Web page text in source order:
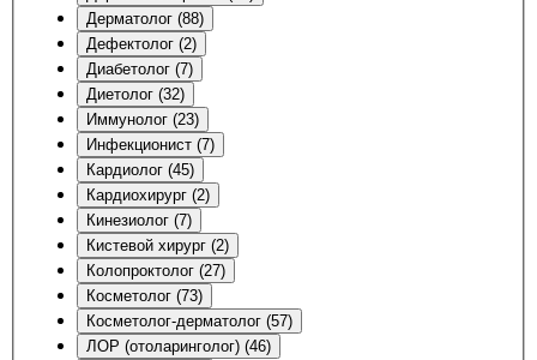
Дерматолог (88)
Дефектолог (2)
Диабетолог (7)
Диетолог (32)
Иммунолог (23)
Инфекционист (7)
Кардиолог (45)
Кардиохирург (2)
Кинезиолог (7)
Кистевой хирург (2)
Колопроктолог (27)
Косметолог (73)
Косметолог-дерматолог (57)
ЛОР (отоларинголог) (46)